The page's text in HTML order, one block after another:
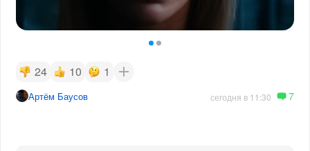
24 10 1
Артём Баусов сегодня в 11:30 7